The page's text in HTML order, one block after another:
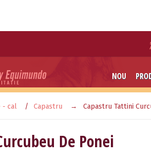
NOU
- cal Capastru Capastru Tattini
De Ponei